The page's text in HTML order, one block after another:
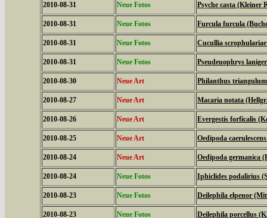
2010-08-31 Neue Fotos Psyche casta (Kleiner
2010-08-31 Neue Fotos Furcula furcula
2010-08-31 Neue Fotos Cucullia
2010-08-31 Neue Fotos Pseudeuophrys
2010-08-30 Neue Art Philanthus
2010-08-27 Neue Art Macaria notata
2010-08-26 Neue Art Evergestis forficalis
2010-08-25 Neue Art Oedipoda
2010-08-24 Neue Art Oedipoda germanica
2010-08-24 Neue Fotos Iphiclides podalirius
2010-08-23 Neue Fotos Deilephila elpenor
2010-08-23 Neue Fotos Deilephila porcellus